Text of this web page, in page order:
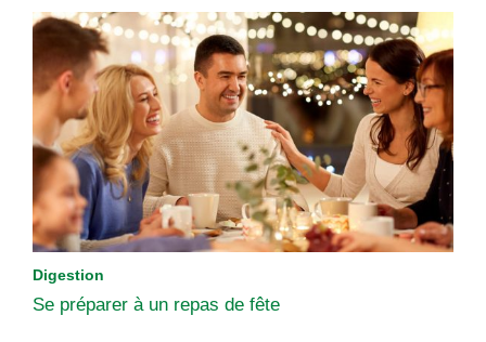
Digestion
Se préparer à un repas de fête